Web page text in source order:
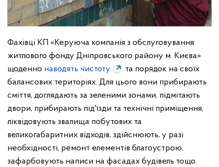
Фахівці КП «Керуюча компанія з обслуговування
житлового фонду Дніпровського району м. Києва»
щоденно наводять чистоту
та порядок на своїх
балансових територіях. Для цього вони прибирають
сміття, доглядають за зеленими зонами, підмітають
двори, прибирають під'їзди та технічні приміщення,
ліквідовують звалища побутових та
великогабаритних відходів, здійснюють, у разі
необхідності, ремонт елементів благоустрою,
зафарбовують написи на фасадах будівель тощо.